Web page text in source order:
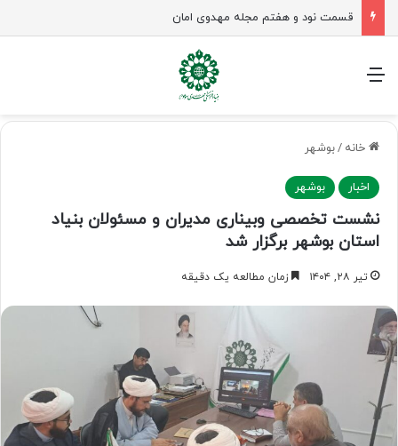
زن در جامعه مهدوی؛ معمار نسل منتظر و زمینه‌ساز جوانی جمعیت
منو
خانه /بوشهر
اخبار بوشهر
نشست تخصصی وبیناری مدیران و مسئولان بنیاد
استان بوشهر برگزار شد
تیر ۲۸, ۱۴۰۴ زمان مطالعه یک دقیقه